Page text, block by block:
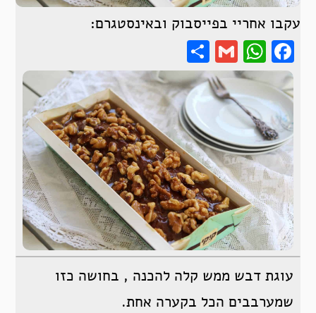
עקבו אחריי בפייסבוק ובאינסטגרם:
Facebook
WhatsApp
Gmail
עוגת דבש ממש קלה להכנה , בחושה כזו
שמערבבים הכל בקערה אחת.